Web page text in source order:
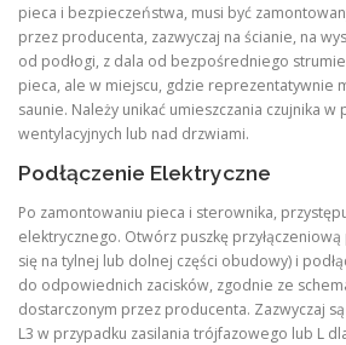
pieca i bezpieczeństwa, musi być
przez producenta, zazwyczaj na ścianie, na
od podłogi, z dala od bezpośredniego
pieca, ale w miejscu, gdzie reprezentatywnie
saunie. Należy unikać umieszczania czujnika
wentylacyjnych lub nad drzwiami.
Podłączenie Elektryczne
Po zamontowaniu pieca i sterownika,
elektrycznego. Otwórz puszkę
się na tylnej lub dolnej części obudowy) i
do odpowiednich zacisków, zgodnie ze
dostarczonym przez producenta. Zazwyczaj są
L3 w przypadku zasilania trójfazowego lub L